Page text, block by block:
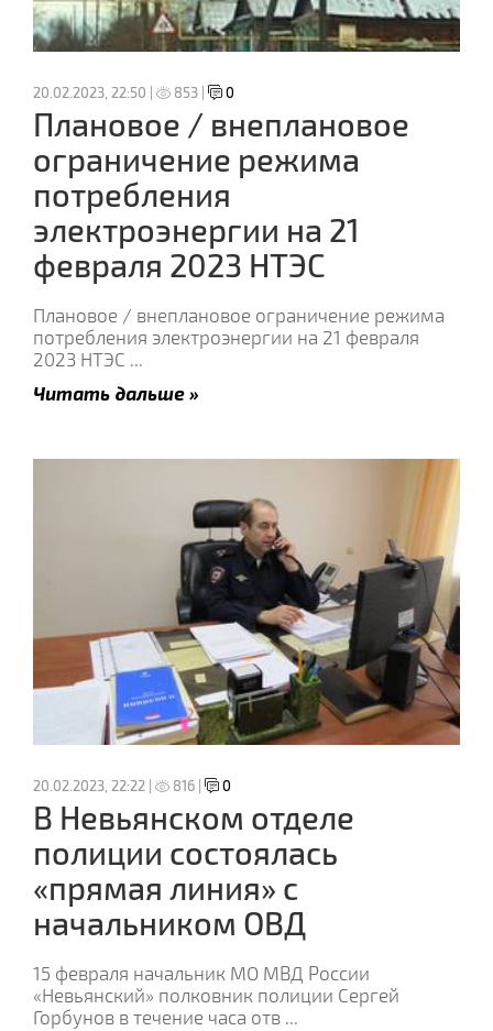
20.02.2023, 22:50 | 853 | 0
Плановое / внеплановое
ограничение режима
потребления
электроэнергии на 21
февраля 2023 НТЭС
Плановое / внеплановое ограничение режима
потребления электроэнергии на 21 февраля
2023 НТЭС ...
Читать дальше »
20.02.2023, 22:22 | 816 | 0
В Невьянском отделе
полиции состоялась
«прямая линия» с
начальником ОВД
15 февраля начальник МО МВД России
«Невьянский» полковник полиции Сергей
Горбунов в течение часа отв ...